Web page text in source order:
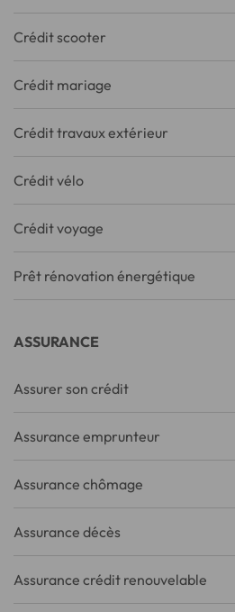
Crédit scooter
Crédit mariage
Crédit travaux extérieur
Crédit vélo
Crédit voyage
Prêt rénovation énergétique
ASSURANCE
Assurer son crédit
Assurance emprunteur
Assurance chômage
Assurance décès
Assurance crédit renouvelable